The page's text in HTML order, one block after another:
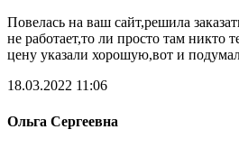
Повелась на ваш сайт,решила
не работает,то ли просто там никто
цену указали хорошую,вот и
18.03.2022 11:06
Ольга Сергеевна